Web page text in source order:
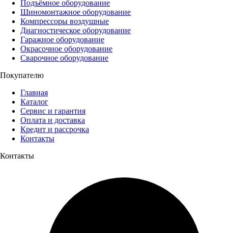
Подъёмное оборудование
Шиномонтажное оборудование
Компрессоры воздушные
Диагностическое оборудование
Гаражное оборудование
Окрасочное оборудование
Сварочное оборудование
Покупателю
Главная
Каталог
Сервис и гарантия
Оплата и доставка
Кредит и рассрочка
Контакты
Контакты